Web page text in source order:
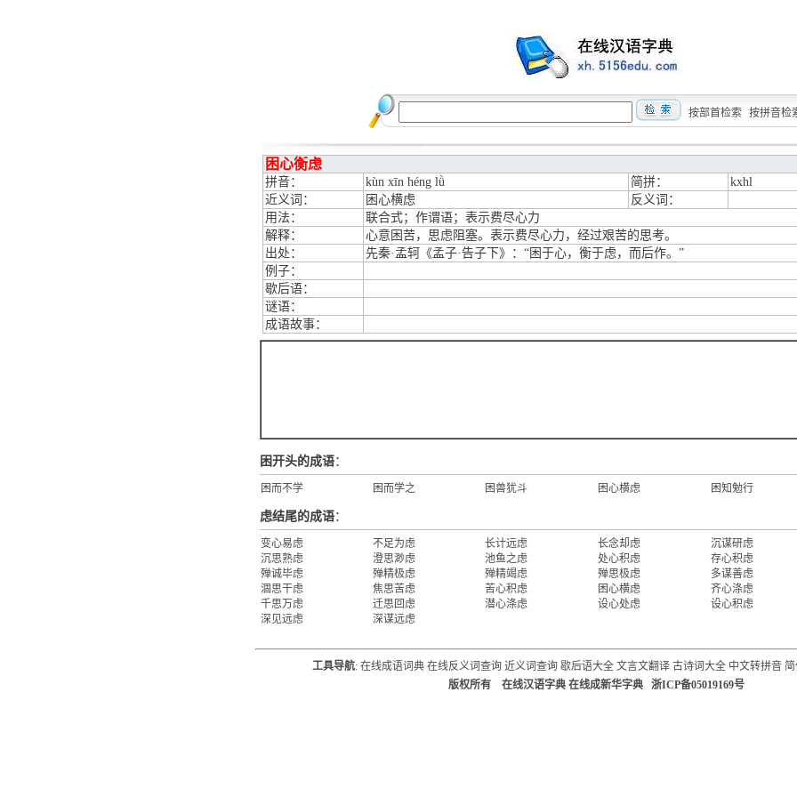
按部首检索 按拼音检
困心衡虑
拼音： kùn xīn héng lǜ 简拼：
kxhl
近义词：
困心横虑
反义词：
用法：
联合式；作谓语；表示费尽心力
解释：
心意困苦，思虑阻塞。表示费尽心力，经过艰苦的思考。
出处：
先秦·孟轲《孟子·告子下》：“困于心，衡于虑，而后作。”
例子：
歇后语：
谜语：
成语故事：
困开头的成语：
困而不学 困而学之 困兽犹斗 困心横虑 困知勉行
虑结尾的成语：
变心易虑 不足为虑 长计远虑 长念却虑
沉谋研虑
沉思熟虑
澄思渺虑 池鱼之虑 处心积虑
存心积虑
殚诚毕虑
殚精极虑 殚精竭虑 殚思极虑
多谋善虑
涸思干虑
焦思苦虑 苦心积虑 困心横虑
齐心涤虑
千思万虑
迁思回虑 潜心涤虑 设心处虑
设心积虑
深见远虑
深谋远虑
工具导航: 在线成语词典 在线反义词查询 近义词查询 歇后语大全 文言文翻译 古诗词大全 中文转拼音
版权所有 在线汉语字典 在线成新华字典 浙ICP备05019169号